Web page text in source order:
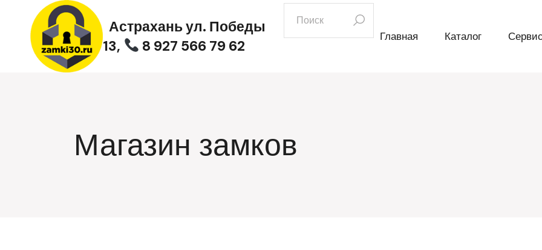
содержимому
Астрахань ул. Победы
13,
8 927 566 79 62
искать:
Главная Каталог Сервис
Магазин замков